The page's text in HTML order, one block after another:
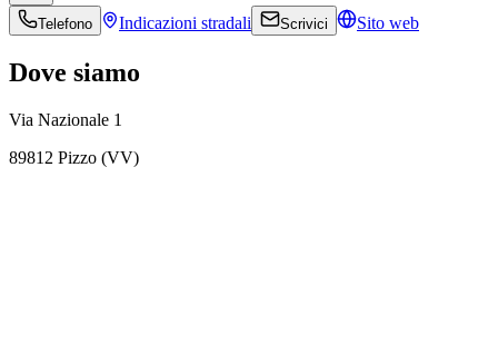
Telefono Indicazioni stradali Scrivici Sito web
Dove siamo
Via Nazionale 1
89812 Pizzo (VV)